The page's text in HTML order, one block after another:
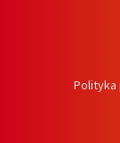
Polityka